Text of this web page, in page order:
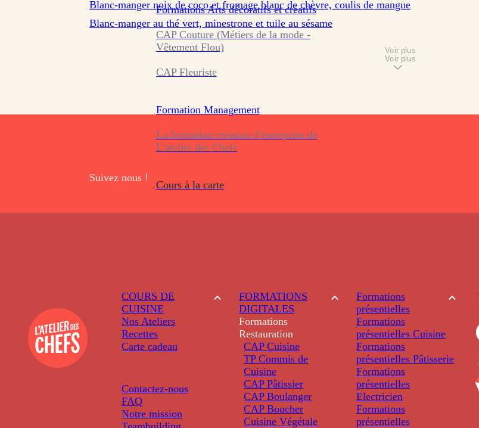
Formations Arts décoratifs et créatifs
CAP Couture (Métiers de la mode -
Vêtement Flou)
CAP Fleuriste
Formation Management
La formation création d’entreprise de
L’atelier des Chefs
Cours à la carte
Blanc-manger noix de coco et fromage blanc de chèvre, coulis de mangue
Blanc-manger au thé vert, minestrone et tuile au sésame
Voir plus
Voir plus
Suivez nous !
COURS DE
CUISINE
Nos Ateliers
Recettes
Carte cadeau
Contactez-nous
FAQ
Notre mission
FORMATIONS
DIGITALES
Formations
Restauration
CAP Cuisine
TP Commis de
Cuisine
CAP Pâtissier
CAP Boulanger
CAP Boucher
Cuisine Végétale
Formations
présentielles
Formations
présentielles Cuisine
Formations
présentielles Pâtisserie
Formations
présentielles
Electricien
Formations
présentielles